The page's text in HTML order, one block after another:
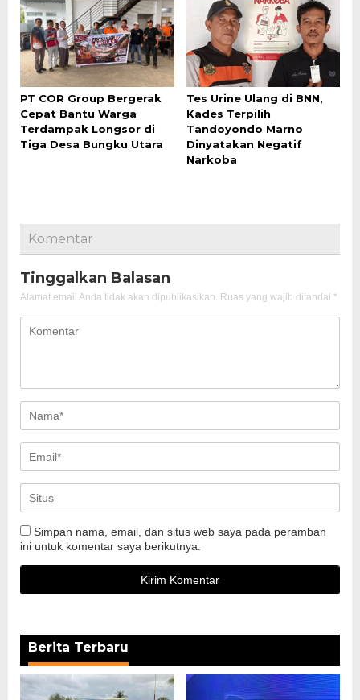
PT COR Group Bergerak
Cepat Bantu Warga
Terdampak Longsor di
Tiga Desa Bungku Utara
Tes Urine Ulang di BNN,
Kades Terpilih
Tandoyondo Marno
Dinyatakan Negatif
Narkoba
Komentar
Tinggalkan Balasan
Alamat email Anda tidak akan dipublikasikan. Ruas yang wajib ditandai *
Simpan nama, email, dan situs web saya pada peramban
ini untuk komentar saya berikutnya.
Berita Terbaru